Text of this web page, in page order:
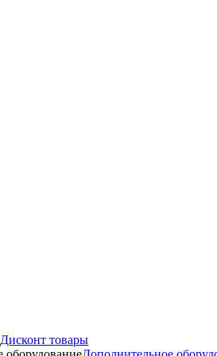
Дисконт товары